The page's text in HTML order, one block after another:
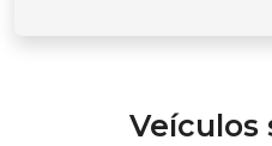
Veículos